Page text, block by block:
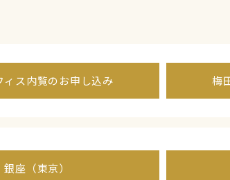
ィス内覧のお申し込み 梅
銀座（東京）